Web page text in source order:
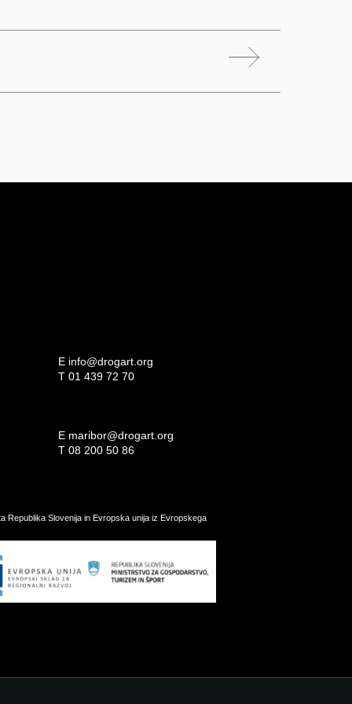
E info@drogart.org
T 01 439 72 70
E maribor@drogart.org
T 08 200 50 86
Republika Slovenija in Evropska unija iz Evropskega